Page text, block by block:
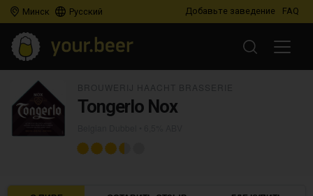
Минск Русский Добавьте заведение FAQ
Tongerlo Nox